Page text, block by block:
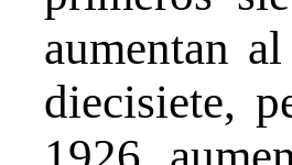
aumentan
diecisiete,